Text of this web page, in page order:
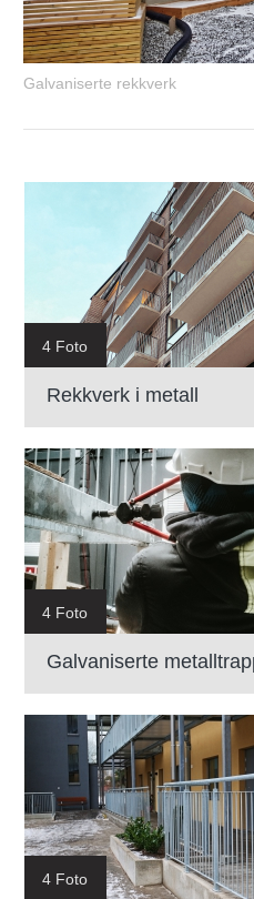
Galvaniserte rekkverk
4 Foto
Rekkverk i metall
4 Foto
Galvaniserte
4 Foto